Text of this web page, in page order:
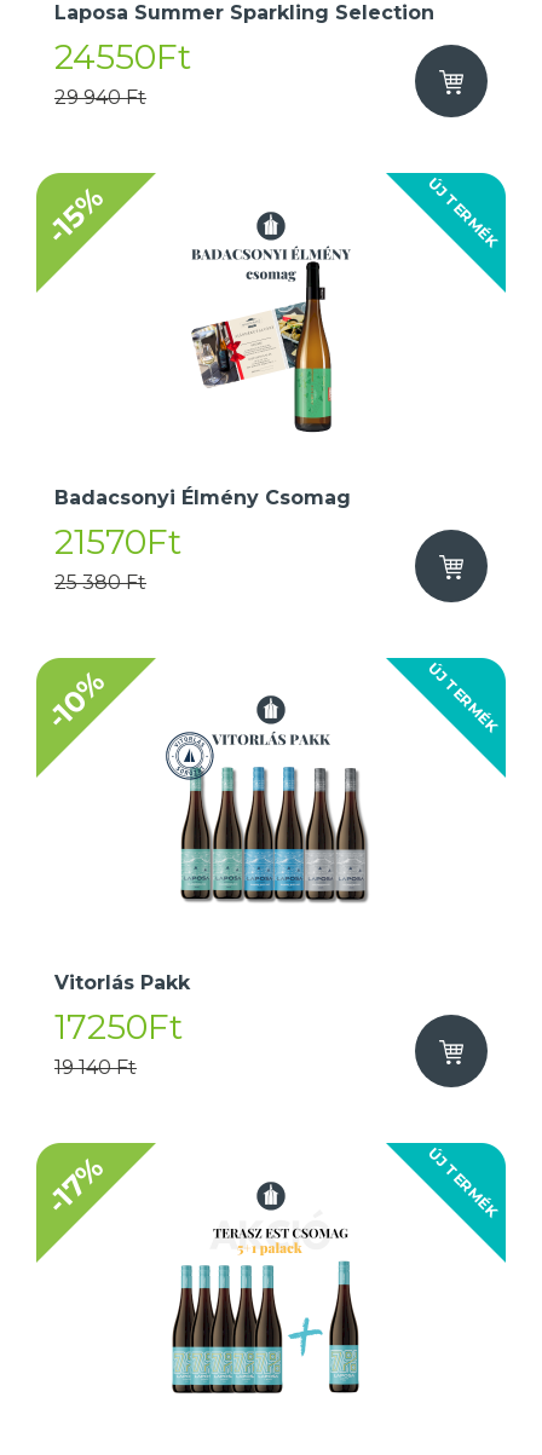
Laposa Summer Sparkling Selection
24550Ft
29 940 Ft
ÚJ TERMÉK
-15%
Badacsonyi Élmény Csomag
21570Ft
25 380 Ft
ÚJ TERMÉK
-10%
Vitorlás Pakk
17250Ft
19 140 Ft
ÚJ TERMÉK
-17%